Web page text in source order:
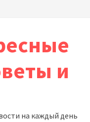
и
на каждый день